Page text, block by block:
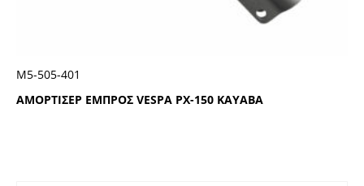
ΑΜΟΡΤΙΣΕΡ ΕΜΠΡΟΣ VESPA PX-150 KAYABA
Μ5-505-401